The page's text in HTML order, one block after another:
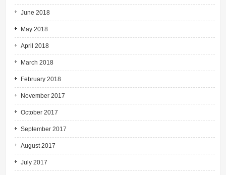
June 2018
May 2018
April 2018
March 2018
February 2018
November 2017
October 2017
September 2017
August 2017
July 2017